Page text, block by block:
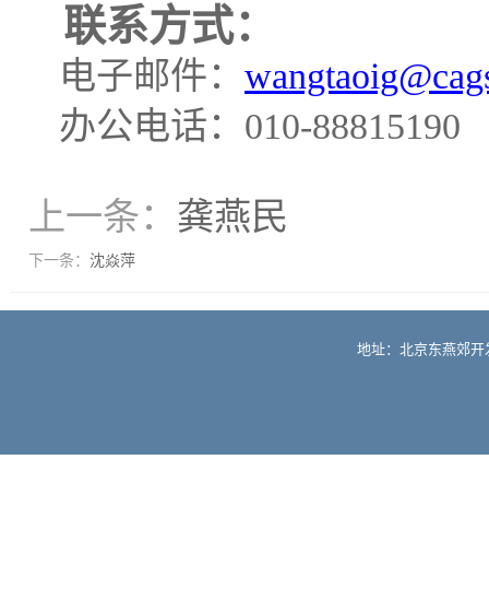
联系方式：
电子邮件：
办公电话： 010-88815190
上一条： 龚燕民
下一条： 沈焱萍
地址：北京东燕郊